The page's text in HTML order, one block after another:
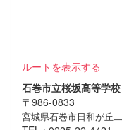
ルートを表示する
石巻市立桜坂高等学校
〒986-0833
宮城県石巻市日和が丘